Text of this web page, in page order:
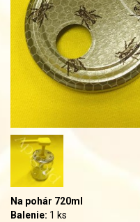
Na pohár 720ml
Balenie: 1 ks